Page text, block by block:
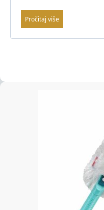
Pročitaj više